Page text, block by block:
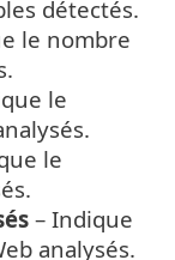
détectés.
le nombre
le
le
– Indique
analysés.